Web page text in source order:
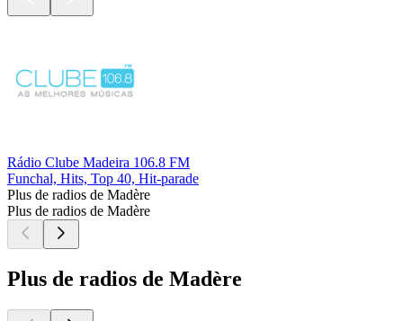
Rádio Clube Madeira 106.8 FM
Funchal, Hits, Top 40, Hit-parade
Plus de radios de Madère
Plus de radios de Madère
Plus de radios de Madère